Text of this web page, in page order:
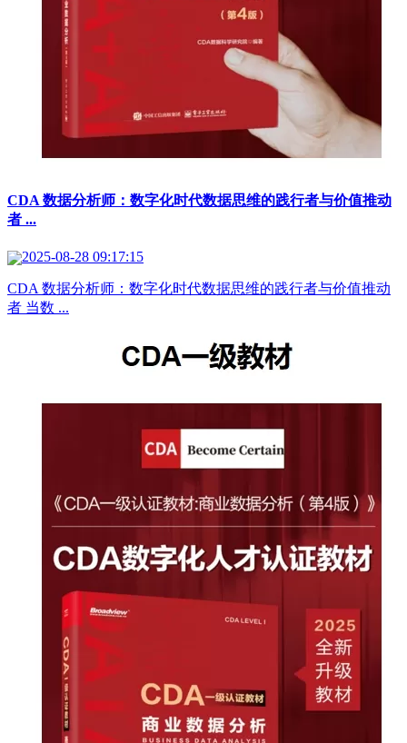
CDA 数据分析师：数字化时代数据思维的践行者与价值推动
者 ...
2025-08-28 09:17:15
CDA 数据分析师：数字化时代数据思维的践行者与价值推动
者 当数 ...